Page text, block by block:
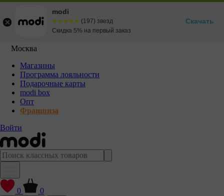
Москва
Магазины
Программа лояльности
Подарочные карты
modi box
Опт
Франшиза
Войти
0
0
modi
☆☆☆☆☆
★★★★★ (197) звезд
Скидка 5% на первый заказ
Скачать